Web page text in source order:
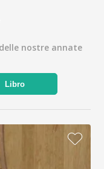
nostre annate
Libro